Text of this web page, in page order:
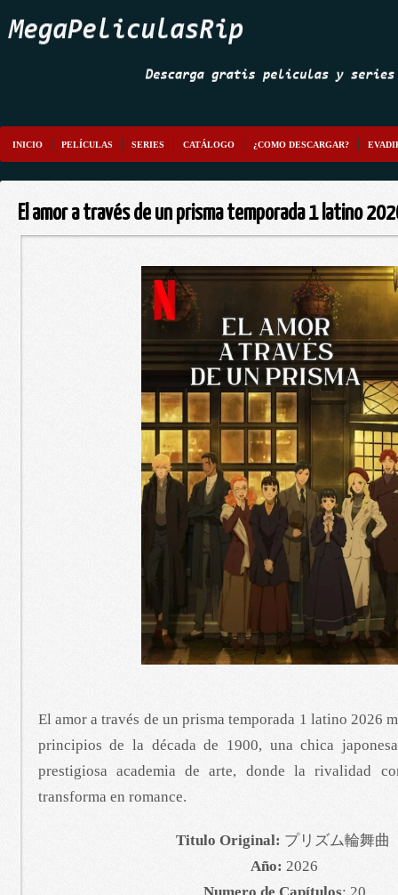
INICIO PELÍCULAS SERIES CATÁLOGO ¿COMO DESCARGAR?
El amor a través de un prisma temporada 1 latino
El amor a través de un prisma temporada 1 latino 2026
principios de la década de 1900, una chica
prestigiosa academia de arte, donde la rivalidad
transforma en romance.
Titulo Original: プリズム輪舞曲
Año: 2026